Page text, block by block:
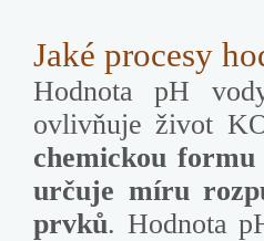
Jaké procesy
Hodnota pH
ovlivňuje život
chemickou formu
určuje míru
prvků. Hodnota